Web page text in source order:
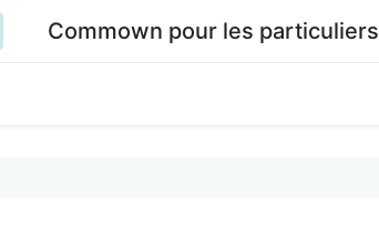
Commown pour les particuliers